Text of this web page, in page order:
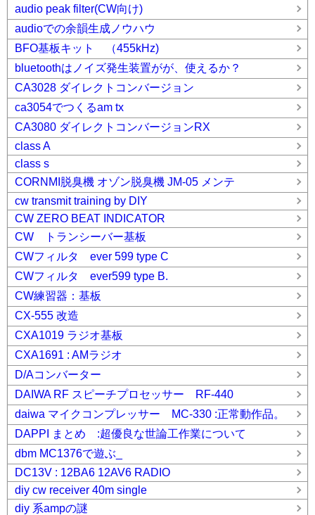
audio peak filter(CW向け)
audioでの余韻生成ノウハウ
BFO基板キット （455kHz)
bluetoothはノイズ発生装置がが、使えるか？
CA3028 ダイレクトコンバージョン
ca3054でつくるam tx
CA3080 ダイレクトコンバージョンRX
class A
class s
CORNMI脱臭機 オゾン脱臭機 JM-05 メンテ
cw transmit training by DIY
CW ZERO BEAT INDICATOR
CW トランシーバー基板
CWフィルタ ever 599 type C
CWフィルタ ever599 type B.
CW練習器：基板
CX-555 改造
CXA1019 ラジオ基板
CXA1691 : AMラジオ
D/Aコンバーター
DAIWA RF スピーチプロセッサー RF-440
daiwa マイクコンプレッサー MC-330 :正常動作品。
DAPPI まとめ :超優良な世論工作業について
dbm MC1376で遊ぶ_
DC13V : 12BA6 12AV6 RADIO
diy cw receiver 40m single
diy 系ampの謎